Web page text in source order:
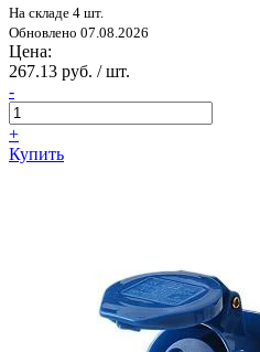
На складе 4 шт.
Обновлено 07.08.2026
Цена:
267.13 руб. / шт.
-
+
Купить